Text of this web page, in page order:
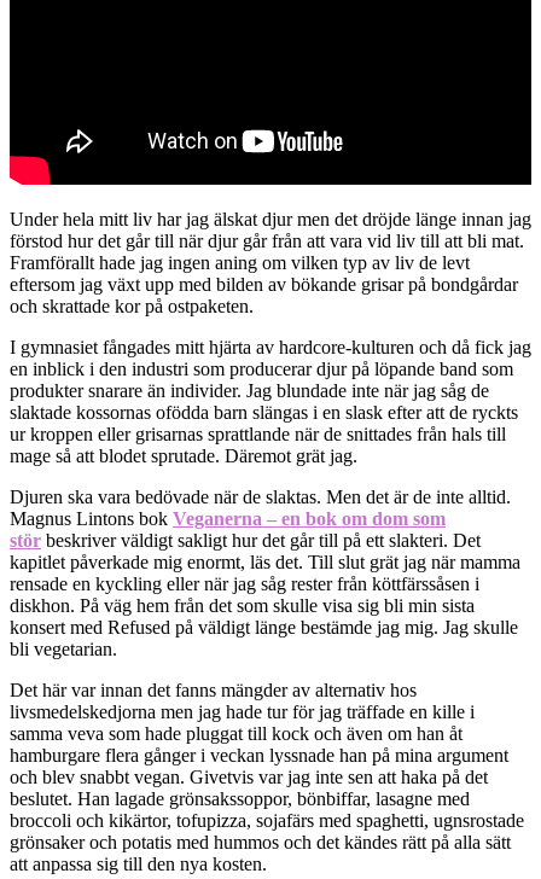
Under hela mitt liv har jag älskat djur men det dröjde länge innan jag
förstod hur det går till när djur går från att vara vid liv till att bli mat.
Framförallt hade jag ingen aning om vilken typ av liv de levt
eftersom jag växt upp med bilden av bökande grisar på bondgårdar
och skrattade kor på ostpaketen.
I gymnasiet fångades mitt hjärta av hardcore-kulturen och då fick jag
en inblick i den industri som producerar djur på löpande band som
produkter snarare än individer. Jag blundade inte när jag såg de
slaktade kossornas ofödda barn slängas i en slask efter att de ryckts
ur kroppen eller grisarnas sprattlande när de snittades från hals till
mage så att blodet sprutade. Däremot grät jag.
Djuren ska vara bedövade när de slaktas. Men det är de inte alltid.
Magnus Lintons bok Veganerna – en bok om dom som
stör beskriver väldigt sakligt hur det går till på ett slakteri. Det
kapitlet påverkade mig enormt, läs det. Till slut grät jag när mamma
rensade en kyckling eller när jag såg rester från köttfärssåsen i
diskhon. På väg hem från det som skulle visa sig bli min sista
konsert med Refused på väldigt länge bestämde jag mig. Jag skulle
bli vegetarian.
Det här var innan det fanns mängder av alternativ hos
livsmedelskedjorna men jag hade tur för jag träffade en kille i
samma veva som hade pluggat till kock och även om han åt
hamburgare flera gånger i veckan lyssnade han på mina argument
och blev snabbt vegan. Givetvis var jag inte sen att haka på det
beslutet. Han lagade grönsakssoppor, bönbiffar, lasagne med
broccoli och kikärtor, tofupizza, sojafärs med spaghetti, ugnsrostade
grönsaker och potatis med hummos och det kändes rätt på alla sätt
att anpassa sig till den nya kosten.